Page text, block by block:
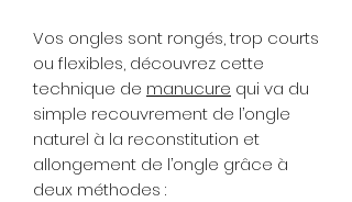
Vos ongles sont rongés, trop courts
ou flexibles, découvrez cette
technique de manucure qui va du
simple recouvrement de l’ongle
naturel à la reconstitution et
allongement de l’ongle grâce à
deux méthodes :